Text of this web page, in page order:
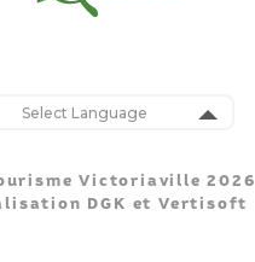
Victoriaville 2026
DGK et Vertisoft